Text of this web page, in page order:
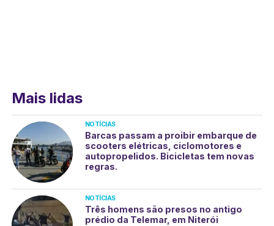
Mais lidas
NOTÍCIAS
Barcas passam a proibir embarque de
scooters elétricas, ciclomotores e
autopropelidos. Bicicletas tem novas
regras.
NOTÍCIAS
Três homens são presos no antigo
prédio da Telemar, em Niterói